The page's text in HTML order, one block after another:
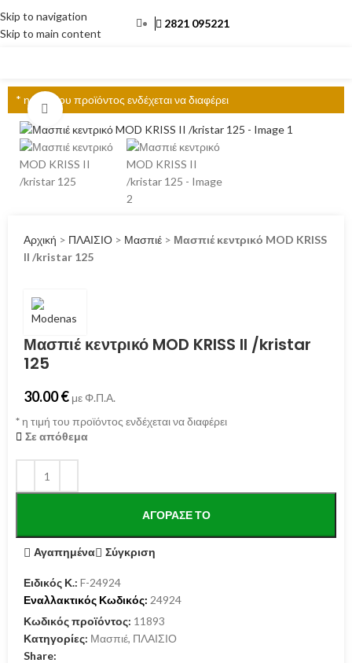
Skip to navigation
Skip to main content
2821 095221
* η τιμή του προϊόντος ενδέχεται να διαφέρει
Click to enlarge
Αρχική > ΠΛΑΙΣΙΟ > Μασπιέ > Μασπιέ κεντρικό MOD KRISS
II /kristar 125
Μασπιέ κεντρικό MOD KRISS II /kristar
125
30.00€ με Φ.Π.Α.
*η τιμή του προϊόντος ενδέχεται να διαφέρει
Σε απόθεμα
ΑΓΌΡΑΣΕ ΤΟ
Αγαπημένα Σύγκριση
Ειδικός Κ.: F-24924
Εναλλακτικός Κωδικός: 24924
Κωδικός προϊόντος: 11893
Κατηγορίες: Μασπιέ, ΠΛΑΙΣΙΟ
Share: